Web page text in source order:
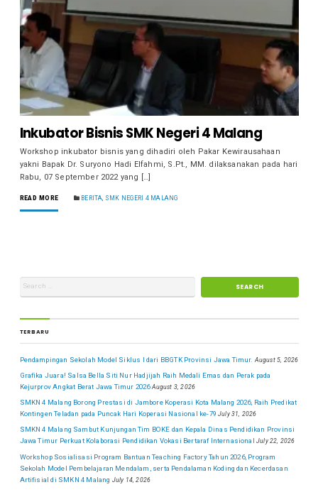
Inkubator Bisnis SMK Negeri 4 Malang
Workshop inkubator bisnis yang dihadiri oleh Pakar Kewirausahaan
yakni Bapak Dr. Suryono Hadi Elfahmi, S.Pt., MM. dilaksanakan pada hari
Rabu, 07 September 2022 yang […]
READ MORE BERITA SMK NEGERI 4 MALANG
TERBARU
Pendampingan Sekolah Model Siklus I dari BBGTK Provinsi Jawa Timur. August 5, 2026
Grafika Juara! Salsa Bella Siti Nur Hadjijah Raih Medali Emas dan Perak pada
Kejurprov Angkat Berat Jawa Timur 2026 August 3, 2026
SMKN 4 Malang Borong Prestasi di Jambore Koperasi Kota Malang 2026, Raih Predikat
Kontingen Teladan pada Puncak Hari Koperasi Nasional ke-79 July 31, 2026
SMKN 4 Malang Sambut Kunjungan Tim BOKE dan Kepala Dinas Pendidikan Provinsi
Jawa Timur Perkuat Kolaborasi Pendidikan Vokasi Bertaraf Internasional
July 22, 2026
Workshop Sosialisasi Program Bantuan Teaching Factory Tahun 2026, Program
Sekolah Model Pembelajaran Mendalam, serta Pendalaman Koding dan Kecerdasan
Artifisial di SMKN 4 Malang July 14, 2026